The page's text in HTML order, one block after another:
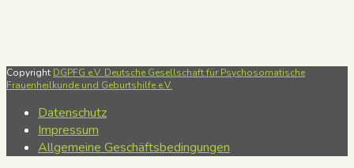
Copyright DGPFG e.V. Deutsche Gesellschaft für Psychosomatische
Frauenheilkunde und Geburtshilfe e.V.
Datenschutz
Impressum
Allgemeine Geschäftsbedingungen